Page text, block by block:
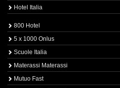
Hotel Italia
800 Hotel
5 x 1000 Onlus
Scuole Italia
Materassi Materassi
Mutuo Fast